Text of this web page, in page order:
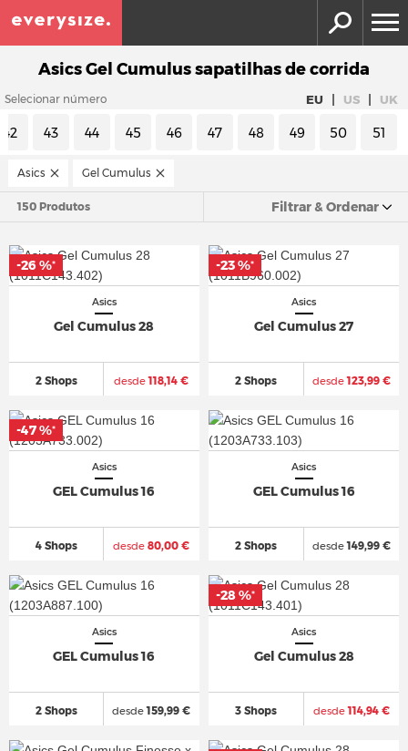
Asics Gel Cumulus sapatilhas de corrida
Selecionar número EU | US | UK
42 43 44 45 46 47 48 49 50 51
Asics Gel Cumulus
150 Produtos Filtrar & Ordenar
Asics
Gel Cumulus 28
2 Shops desde118,14 €
-26 %*
Asics
Gel Cumulus 27
2 Shops desde123,99 €
-23 %*
Asics
GEL Cumulus 16
4 Shops desde 80,00 €
-47 %*
Asics
GEL Cumulus 16
2 Shops desde149,99 €
Asics
GEL Cumulus 16
2 Shops desde159,99 €
Asics
Gel Cumulus 28
3 Shops desde114,94 €
-28 %*